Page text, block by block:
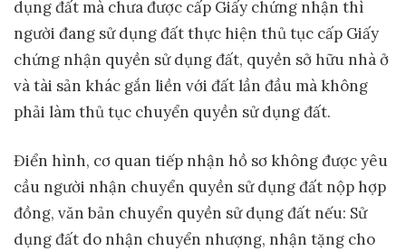
dụng đất mà chưa được cấp Giấy chứng nhận thì
người đang sử dụng đất thực hiện thủ tục cấp Giấy
chứng nhận quyền sử dụng đất, quyền sở hữu nhà ở
và tài sản khác gắn liền với đất lần đầu mà không
phải làm thủ tục chuyển quyền sử dụng đất.
Điển hình, cơ quan tiếp nhận hồ sơ không được yêu
cầu người nhận chuyển quyền sử dụng đất nộp hợp
đồng, văn bản chuyển quyền sử dụng đất nếu: Sử
dụng đất do nhận chuyển nhượng, nhận tặng cho